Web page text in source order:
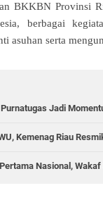
BKKBN Provinsi
berbagai
asuhan serta
Jadi
Kemenag Riau
Nasional,